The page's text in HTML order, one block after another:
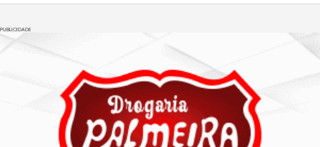
PUBLICIDADE